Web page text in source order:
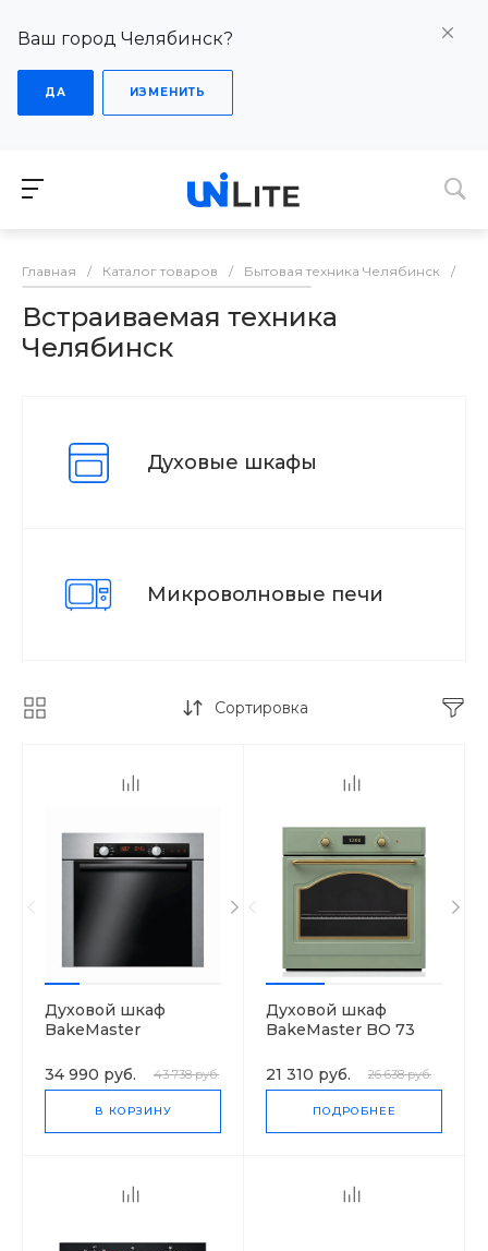
Ваш город Челябинск?
ДА ИЗМЕНИТЬ
Главная / Каталог товаров / Бытовая техника Челябинск /
Встраиваемая техника
Челябинск
Духовые шкафы
Микроволновые печи
Сортировка
Духовой шкаф
BakeMaster
34 990 руб.
43 738 руб.
В КОРЗИНУ
Духовой шкаф
BakeMaster BO 73
21 310 руб.
26 638 руб.
ПОДРОБНЕЕ